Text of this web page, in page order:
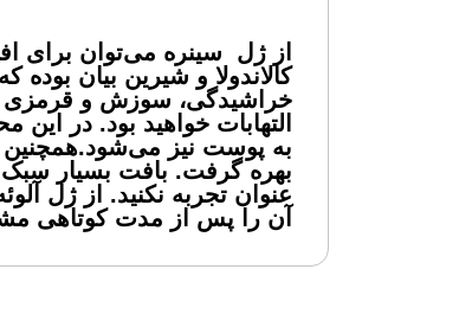
از ژل سینره می‌توان برای
کالاندولا و شیرین بیان
خراشیدگی، سوزش و قرمزی
به پوست نیز می‌شود.همچنین
بهره‌ گرفت. بافت بسیار
آن را پس از مدت کوتاهی